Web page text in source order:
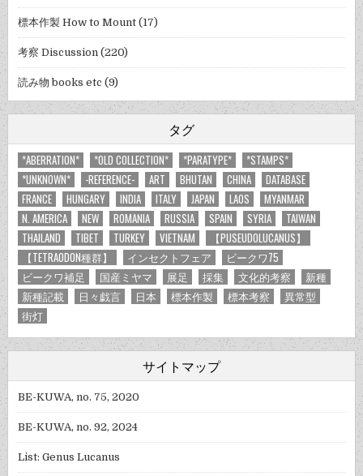
標本作製 How to Mount (17)
考察 Discussion (220)
読み物 books etc (9)
タグ
*ABERRATION* *OLD COLLECTION* *PARATYPE*
*STAMPS*
*UNKNOWN*
-REFERENCE- ART BHUTAN CHINA
DATABASE
FRANCE
HUNGARY INDIA ITALY JAPAN LAOS
MYANMAR
N. AMERICA
NEW ROMANIA RUSSIA SPAIN SYRIA
TAIWAN
THAILAND
TIBET TURKEY VIETNAM
【PUSEUDOLUCANUS】
【TETRAODON種群】
インセクトフェア
ビークワ75
ビークワ補足
国産ミヤマ 展足 採集 文化的考察
新種
新種記載
日々戯言 日本 標本作製 標本考察
異常型
街灯
サイトマップ
BE-KUWA, no. 75, 2020
BE-KUWA, no. 92, 2024
List: Genus Lucanus